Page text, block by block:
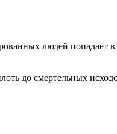
людей попадает в
до смертельных